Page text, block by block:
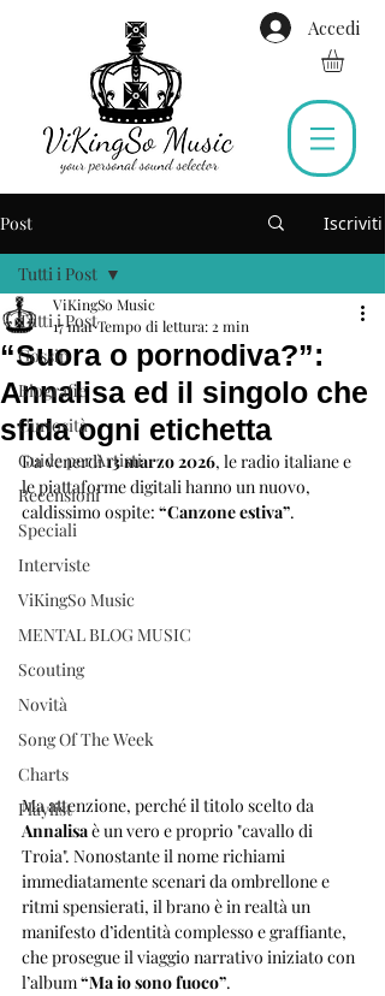
Accedi
Post Iscriviti
Tutti i Post
Gossip
Biografie
Curiosità
Guide per Artisti
Recensioni
Speciali
Interviste
ViKingSo Music
MENTAL BLOG MUSIC
Scouting
Novità
Song Of The Week
Charts
Playlist
Tutti i Post
“Suora o pornodiva?”:
Annalisa ed il singolo che
sfida ogni etichetta
ViKingSo Music
17 marTempo di lettura: 2 min
Da venerdì 13 marzo 2026, le radio italiane e
le piattaforme digitali hanno un nuovo,
caldissimo ospite: “Canzone estiva”.
Ma attenzione, perché il titolo scelto da
Annalisa è un vero e proprio "cavallo di
Troia". Nonostante il nome richiami
immediatamente scenari da ombrellone e
ritmi spensierati, il brano è in realtà un
manifesto d’identità complesso e graffiante,
che prosegue il viaggio narrativo iniziato con
l’album “Ma io sono fuoco”.